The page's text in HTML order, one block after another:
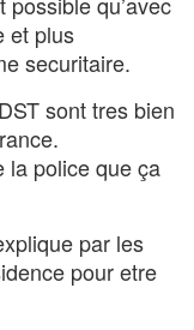
et plus
securitaire.
sont tres bien
la police que ça
par les
pour etre